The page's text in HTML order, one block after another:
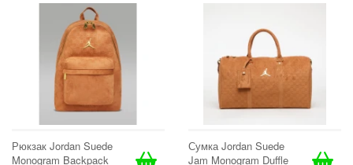
Рюкзак Jordan Suede
Monogram Backpack
Сумка Jordan Suede
Jam Monogram Duffle